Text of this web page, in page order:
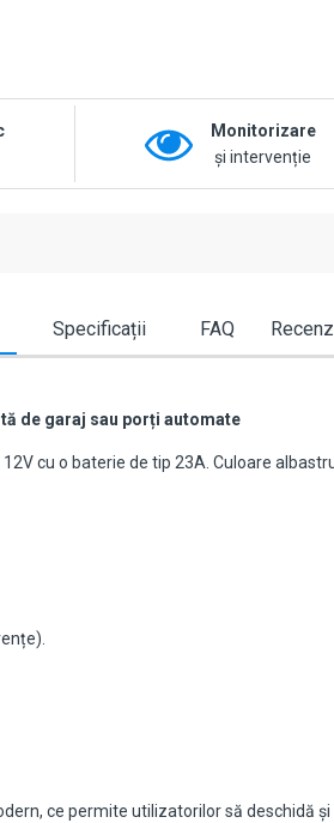
Monitorizare
și intervenție
Specificații FAQ
de garaj sau porți automate
cu o baterie de tip 23A. Culoare
ce permite utilizatorilor să deschidă